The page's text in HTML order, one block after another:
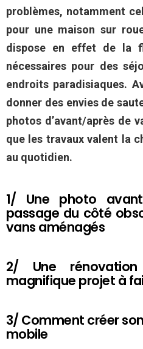
problèmes, notamment
pour une maison sur
dispose en effet de la
nécessaires pour des
endroits paradisiaques.
donner des envies de
photos d’avant/après de
que les travaux valent la
au quotidien.
1/ Une photo
passage du côté
vans aménagés
2/ Une
magnifique projet à
3/ Comment créer
mobile